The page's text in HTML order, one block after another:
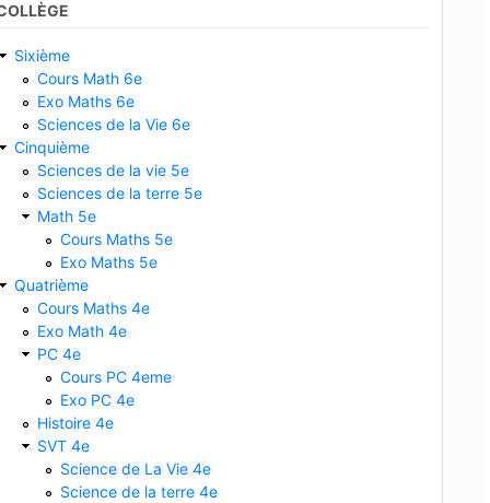
Sixième
Cours Math 6e
Exo Maths 6e
Sciences de la Vie 6e
Cinquième
Sciences de la vie 5e
Sciences de la terre 5e
Math 5e
Cours Maths 5e
Exo Maths 5e
Quatrième
Cours Maths 4e
Exo Math 4e
PC 4e
Cours PC 4eme
Exo PC 4e
Histoire 4e
SVT 4e
Science de La Vie 4e
Science de la terre 4e